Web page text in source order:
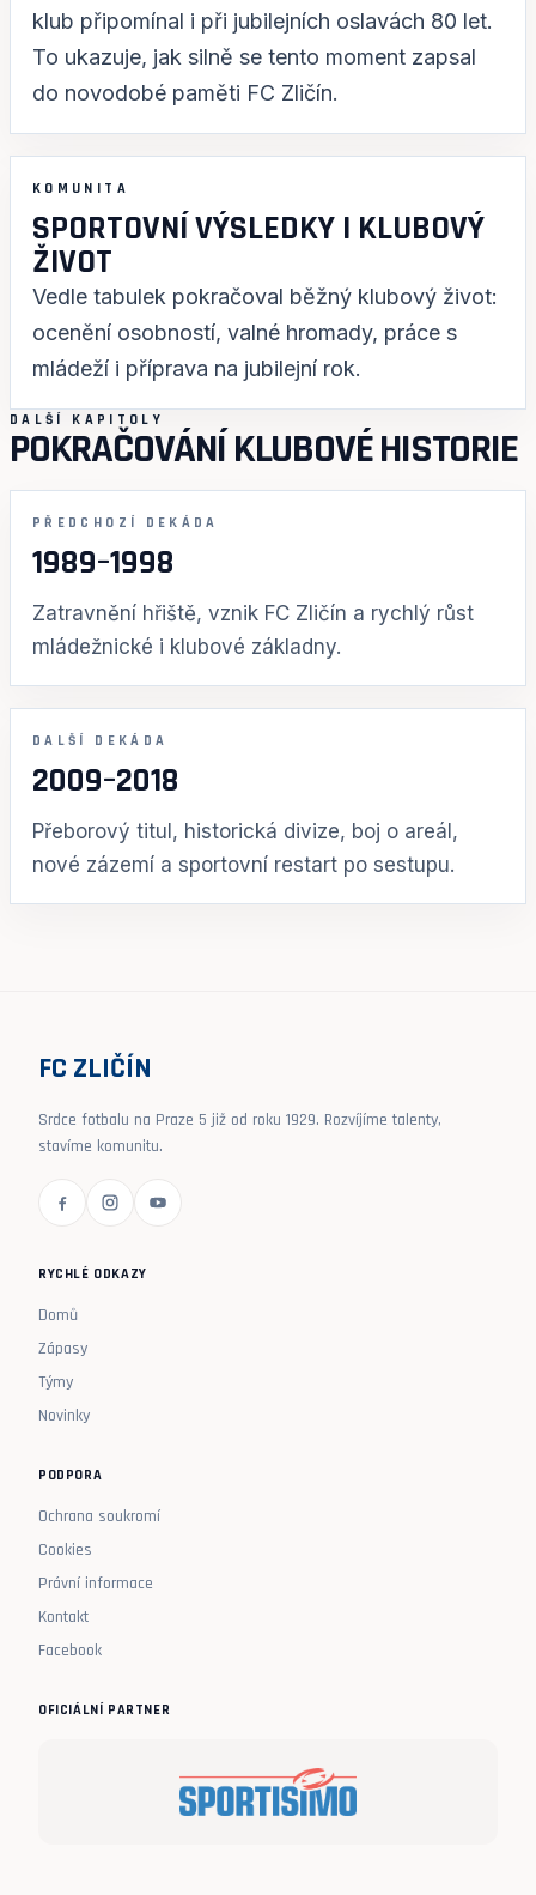
klub připomínal i při jubilejních oslavách 80 let.
To ukazuje, jak silně se tento moment zapsal
do novodobé paměti FC Zličín.
KOMUNITA
SPORTOVNÍ VÝSLEDKY I KLUBOVÝ
ŽIVOT
Vedle tabulek pokračoval běžný klubový život:
ocenění osobností, valné hromady, práce s
mládeží i příprava na jubilejní rok.
DALŠÍ KAPITOLY
POKRAČOVÁNÍ KLUBOVÉ HISTORIE
PŘEDCHOZÍ DEKÁDA
1989–1998
Zatravnění hřiště, vznik FC Zličín a rychlý růst
mládežnické i klubové základny.
DALŠÍ DEKÁDA
2009–2018
Přeborový titul, historická divize, boj o areál,
nové zázemí a sportovní restart po sestupu.
FC ZLIČÍN
Srdce fotbalu na Praze 5 již od roku 1929. Rozvíjíme talenty,
stavíme komunitu.
RYCHLÉ ODKAZY
Domů
Zápasy
Týmy
Novinky
PODPORA
Ochrana soukromí
Cookies
Právní informace
Kontakt
Facebook
OFICIÁLNÍ PARTNER